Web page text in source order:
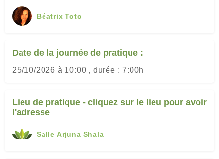
Béatrix Toto
Date de la journée de pratique :
25/10/2026 à 10:00 , durée : 7:00h
Lieu de pratique - cliquez sur le lieu pour avoir
l'adresse
Salle Arjuna Shala